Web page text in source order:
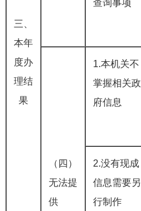
三、
本年
度办
理结
果
查询事项
（四）
无法提
供
1.本机关不
掌握相关政
府信息
2.没有现成
信息需要另
行制作